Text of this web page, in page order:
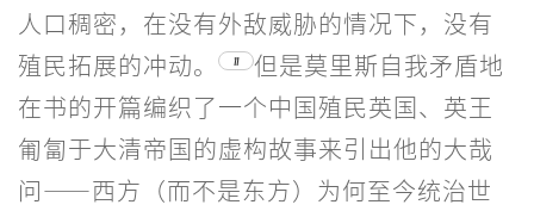
人口稠密，在没有外敌威胁的情况下，没有
殖民拓展的冲动。
11
但是莫里斯自我矛盾地
在书的开篇编织了一个中国殖民英国、英王
匍匐于大清帝国的虚构故事来引出他的大哉
问——西方（而不是东方）为何至今统治世